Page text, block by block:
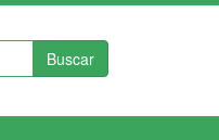
Buscar